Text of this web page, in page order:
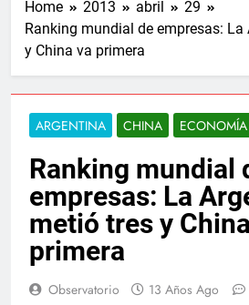
Home 2013 abril
29
Ranking mundial de empresas:
y China va primera
ARGENTINA CHINA ECONOMÍA
Ranking mundial
empresas: La
metió tres y
primera
Observatorio 13 Años Ago